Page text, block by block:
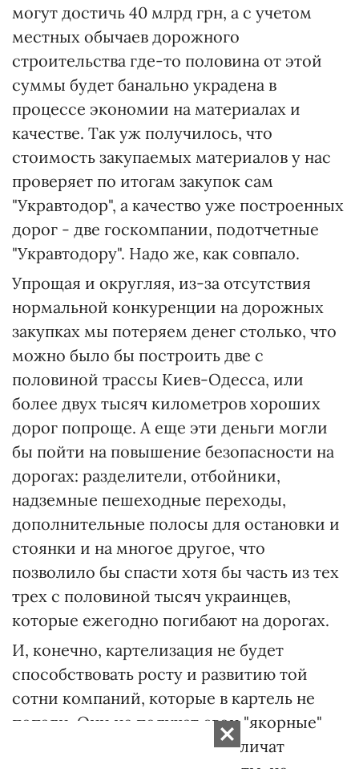
могут достичь 40 млрд грн, а с учетом
местных обычаев дорожного
строительства где-то половина от этой
суммы будет банально украдена в
процессе экономии на материалах и
качестве. Так уж получилось, что
стоимость закупаемых материалов у нас
проверяет по итогам закупок сам
"Укравтодор", а качество уже построенных
дорог - две госкомпании, подотчетные
"Укравтодору". Надо же, как совпало.
Упрощая и округляя, из-за отсутствия
нормальной конкуренции на дорожных
закупках мы потеряем денег столько, что
можно было бы построить две с
половиной трассы Киев-Одесса, или
более двух тысяч километров хороших
дорог попроще. А еще эти деньги могли
бы пойти на повышение безопасности на
дорогах: разделители, отбойники,
надземные пешеходные переходы,
дополнительные полосы для остановки и
стоянки и на многое другое, что
позволило бы спасти хотя бы часть из тех
трех с половиной тысяч украинцев,
которые ежегодно погибают на дорогах.
И, конечно, картелизация не будет
способствовать росту и развитию той
сотни компаний, которые в картель не
попали. Они не получат свои "якорные"
заказы от государства, не увеличат